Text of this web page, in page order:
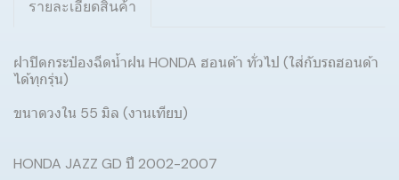
รายละเอียดสินค้า
ฝาปิดกระป๋องฉีดน้ำฝน HONDA ฮอนด้า ทั่วไป (ใส่กับรถฮอนด้า
ได้ทุกรุ่น)
ขนาดวงใน 55 มิล (งานเทียบ)
HONDA JAZZ GD ปี 2002-2007